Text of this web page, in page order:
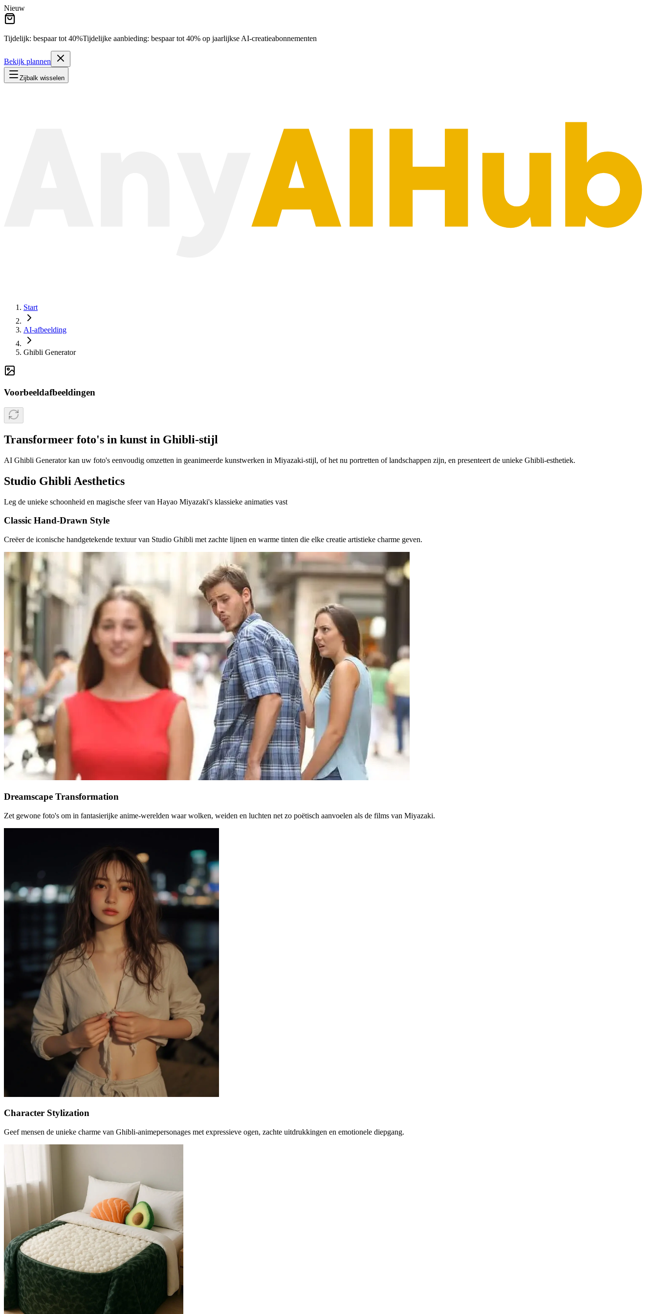
Nieuw
Tijdelijk: bespaar tot 40%Tijdelijke aanbieding: bespaar tot 40% op jaarlijkse AI-creatieabonnementen
Bekijk plannen
Zijbalk wisselen
Start
AI-afbeelding
Ghibli Generator
Voorbeeldafbeeldingen
Transformeer foto's in kunst in Ghibli-stijl
AI Ghibli Generator kan uw foto's eenvoudig omzetten in geanimeerde kunstwerken in Miyazaki-stijl, of het nu portretten of landschappen zijn, en presenteert de unieke Ghibli-esthetiek.
Studio Ghibli Aesthetics
Leg de unieke schoonheid en magische sfeer van Hayao Miyazaki's klassieke animaties vast
Classic Hand-Drawn Style
Creëer de iconische handgetekende textuur van Studio Ghibli met zachte lijnen en warme tinten die elke creatie artistieke charme geven.
Dreamscape Transformation
Zet gewone foto's om in fantasierijke anime-werelden waar wolken, weiden en luchten net zo poëtisch aanvoelen als de films van Miyazaki.
Character Stylization
Geef mensen de unieke charme van Ghibli-animepersonages met expressieve ogen, zachte uitdrukkingen en emotionele diepgang.